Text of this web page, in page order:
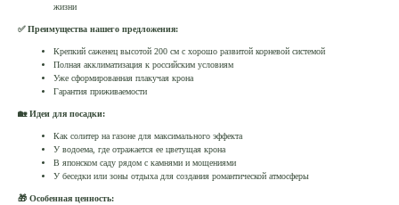
жизни
✅ Преимущества нашего предложения:
Крепкий саженец высотой 200 см с хорошо развитой корневой системой
Полная акклиматизация к российским условиям
Уже сформированная плакучая крона
Гарантия приживаемости
🏡 Идеи для посадки:
Как солитер на газоне для максимального эффекта
У водоема, где отражается ее цветущая крона
В японском саду рядом с камнями и мощениями
У беседки или зоны отдыха для создания романтической атмосферы
🎁 Особенная ценность: